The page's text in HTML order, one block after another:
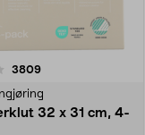
3809anmeldelser
32 x 31 cm, 4-
4.5av 5 stjerner